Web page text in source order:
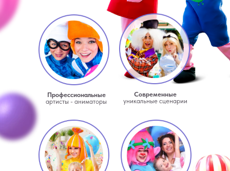
Современные
уникальные сценарии
Профессиональные
артисты - аниматоры